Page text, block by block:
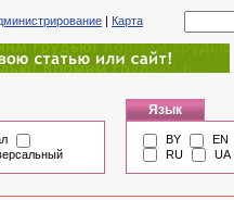
| Карта
Язык
BY
EN
RU
UA